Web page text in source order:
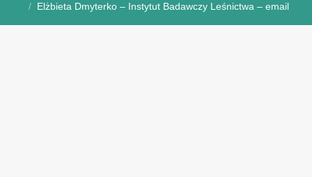
Elżbieta Dmyterko – Instytut Badawczy Leśnictwa – email